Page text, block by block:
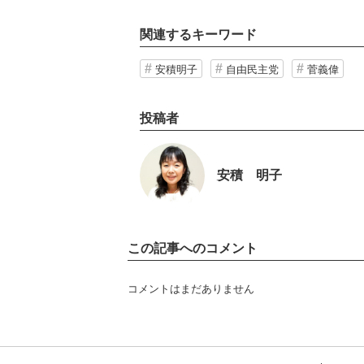
関連するキーワード
安積明子 自由民主党 菅義偉
投稿者
安積 明子
この記事へのコメント
コメントはまだありません